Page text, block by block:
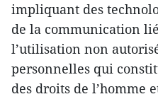
impliquant des
de la communication
l’utilisation non
personnelles qui
des droits de l’homme